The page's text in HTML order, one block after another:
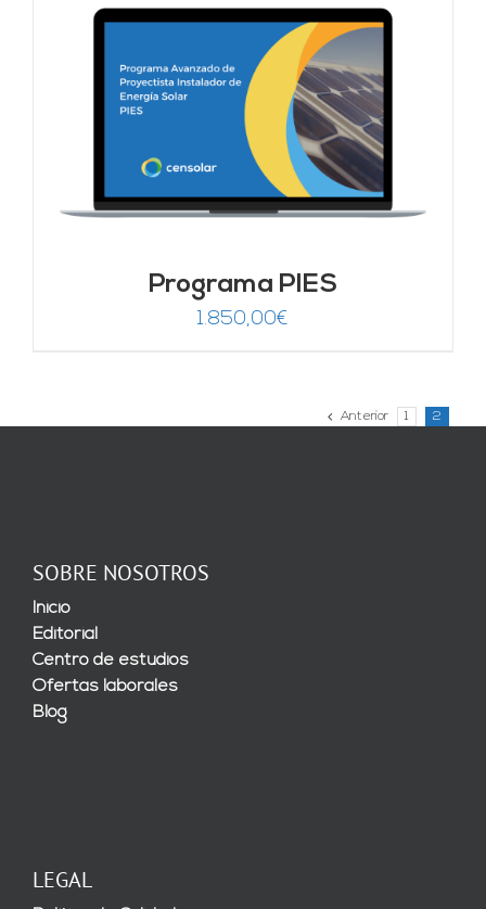
Programa PIES
1.850,00€
Anterior 1 2
SOBRE NOSOTROS
Inicio
Editorial
Centro de estudios
Ofertas laborales
Blog
LEGAL